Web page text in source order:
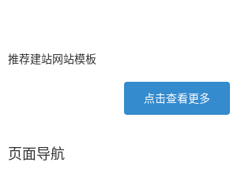
推荐建站网站模板
点击查看更多
页面导航